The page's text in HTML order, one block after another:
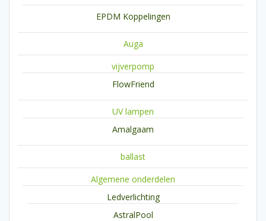
EPDM Koppelingen
Auga
vijverpomp
FlowFriend
UV lampen
Amalgaam
ballast
Algemene onderdelen
Ledverlichting
AstralPool